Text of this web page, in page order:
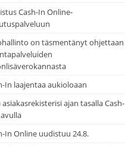
Cash-In Online-
on täsmentänyt ohjettaan
In laajentaa aukioloaan
asiakasrekisterisi ajan tasalla Cash-
In Online uudistuu 24.8.